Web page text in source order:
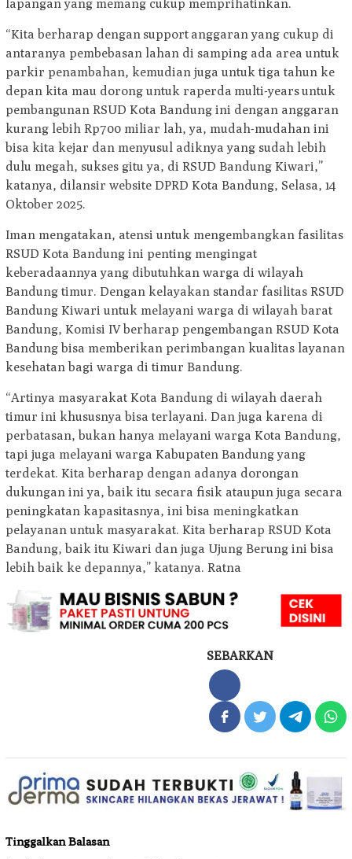
lapangan yang memang cukup memprihatinkan.
“Kita berharap dengan support anggaran yang cukup di
antaranya pembebasan lahan di samping ada area untuk
parkir penambahan, kemudian juga untuk tiga tahun ke
depan kita mau dorong untuk raperda multi-years untuk
pembangunan RSUD Kota Bandung ini dengan anggaran
kurang lebih Rp700 miliar lah, ya, mudah-mudahan ini
bisa kita kejar dan menyusul adiknya yang sudah lebih
dulu megah, sukses gitu ya, di RSUD Bandung Kiwari,”
katanya, dilansir website DPRD Kota Bandung, Selasa, 14
Oktober 2025.
Iman mengatakan, atensi untuk mengembangkan fasilitas
RSUD Kota Bandung ini penting mengingat
keberadaannya yang dibutuhkan warga di wilayah
Bandung timur. Dengan kelayakan standar fasilitas RSUD
Bandung Kiwari untuk melayani warga di wilayah barat
Bandung, Komisi IV berharap pengembangan RSUD Kota
Bandung bisa memberikan perimbangan kualitas layanan
kesehatan bagi warga di timur Bandung.
“Artinya masyarakat Kota Bandung di wilayah daerah
timur ini khususnya bisa terlayani. Dan juga karena di
perbatasan, bukan hanya melayani warga Kota Bandung,
tapi juga melayani warga Kabupaten Bandung yang
terdekat. Kita berharap dengan adanya dorongan
dukungan ini ya, baik itu secara fisik ataupun juga secara
peningkatan kapasitasnya, ini bisa meningkatkan
pelayanan untuk masyarakat. Kita berharap RSUD Kota
Bandung, baik itu Kiwari dan juga Ujung Berung ini bisa
lebih baik ke depannya,” katanya. Ratna
SEBARKAN
Tinggalkan Balasan